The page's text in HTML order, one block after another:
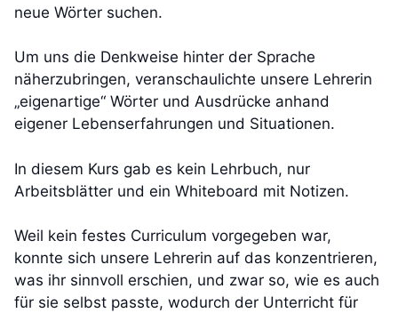
neue Wörter suchen.
Um uns die Denkweise hinter der Sprache
näherzubringen, veranschaulichte unsere Lehrerin
„eigenartige“ Wörter und Ausdrücke anhand
eigener Lebenserfahrungen und Situationen.
In diesem Kurs gab es kein Lehrbuch, nur
Arbeitsblätter und ein Whiteboard mit Notizen.
Weil kein festes Curriculum vorgegeben war,
konnte sich unsere Lehrerin auf das konzentrieren,
was ihr sinnvoll erschien, und zwar so, wie es auch
für sie selbst passte, wodurch der Unterricht für